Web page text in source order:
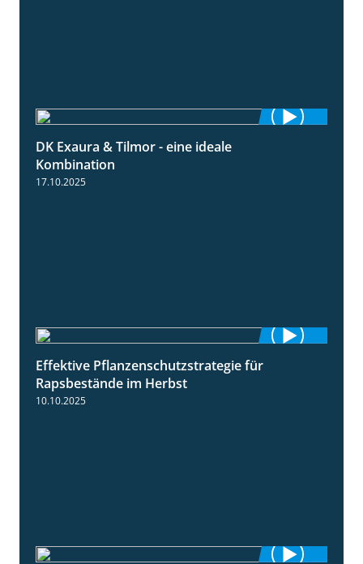
DK Exaura & Tilmor - eine ideale
Kombination
17.10.2025
Effektive Pflanzenschutzstrategie für
Rapsbestände im Herbst
10.10.2025